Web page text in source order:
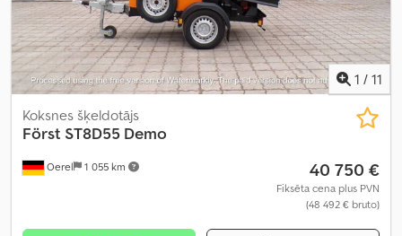
1 / 11
Oerel 1 055 km
Koksnes šķeldotājs
Först ST8D55 Demo
40 750 €
Fiksēta cena plus PVN
(48 492 € bruto)